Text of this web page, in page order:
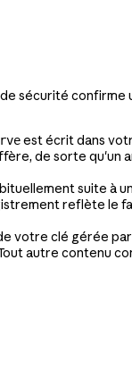
sécurité
est écrit dans
de sorte qu'un
suite à
reflète le
votre clé gérée
autre contenu